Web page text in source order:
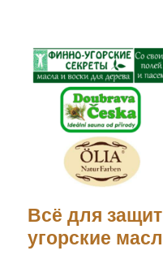
Всё для
угорские